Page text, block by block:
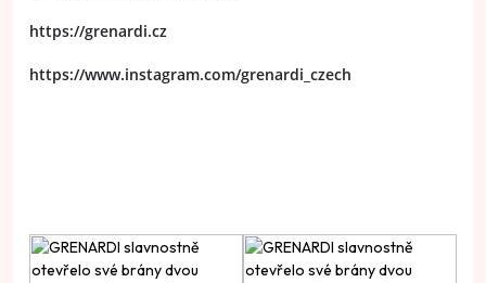
https://grenardi.cz
https://www.instagram.com/grenardi_czech